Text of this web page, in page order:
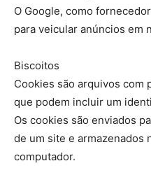
O Google, como
para veicular anúncios em
Biscoitos
Cookies são arquivos com
que podem incluir um
Os cookies são enviados
de um site e armazenados
computador.